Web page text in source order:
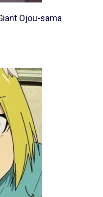
Ojou-sama